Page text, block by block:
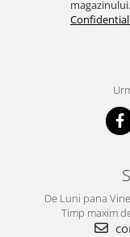
De Luni pana
Timp maxim